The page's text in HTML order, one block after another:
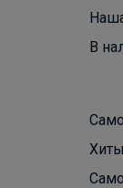
В